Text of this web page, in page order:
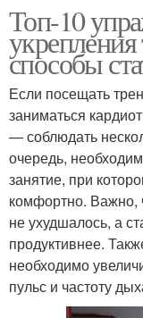
Топ-10
способы
Если посещать
заниматься
— соблюдать
очередь,
занятие, при
комфортно. Важно,
не ухудшалось, а
продуктивнее.
необходимо
пульс и частоту